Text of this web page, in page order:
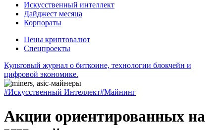
Искусственный интеллект
Дайджест месяца
Корпораты
Цены криптовалют
Спецпроекты
Культовый журнал о биткоине, технологии блокчейн и
цифровой экономике.
#Искусственный Интеллект#Майнинг
Акции ориентированных на